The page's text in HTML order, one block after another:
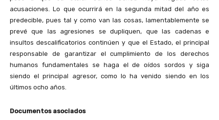
acusaciones. Lo que ocurrirá en la segunda mitad del año es
predecible, pues tal y como van las cosas, lamentablemente se
prevé que las agresiones se dupliquen, que las cadenas e
insultos descalificatorios continúen y que el Estado, el principal
responsable de garantizar el cumplimiento de los derechos
humanos fundamentales se haga el de oídos sordos y siga
siendo el principal agresor, como lo ha venido siendo en los
últimos ocho años.
Documentos asociados